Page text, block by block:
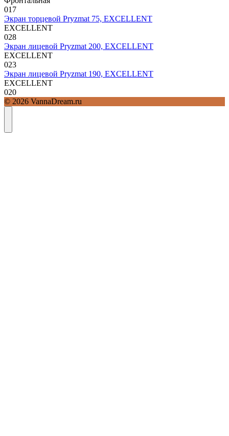
017
Экран торцевой Pryzmat 75, EXCELLENT
EXCELLENT
028
Экран лицевой Pryzmat 200, EXCELLENT
EXCELLENT
023
Экран лицевой Pryzmat 190, EXCELLENT
EXCELLENT
020
© 2026 VannaDream.ru